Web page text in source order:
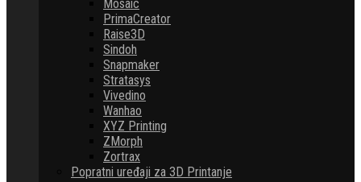
Mosaic
PrimaCreator
Raise3D
Sindoh
Snapmaker
Stratasys
Vivedino
Wanhao
XYZ Printing
ZMorph
Zortrax
Popratni uređaji za 3D Printanje